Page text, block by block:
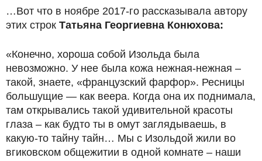
…Вот что в ноябре 2017-го рассказывала автору
этих строк Татьяна Георгиевна Конюхова:
«Конечно, хороша собой Изольда была
невозможно. У нее была кожа нежная-нежная –
такой, знаете, «французский фарфор». Ресницы
большущие — как веера. Когда она их поднимала,
там открывались такой удивительной красоты
глаза – как будто ты в омут заглядываешь, в
какую-то тайну тайн… Мы с Изольдой жили во
вгиковском общежитии в одной комнате – наши